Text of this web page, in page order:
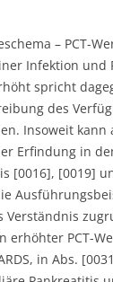
– PCT-
Infektion und
spricht
des
Insoweit kann
Erfindung in
[0016], [0019]
Verständnis
erhöhter PCT-
in Abs.